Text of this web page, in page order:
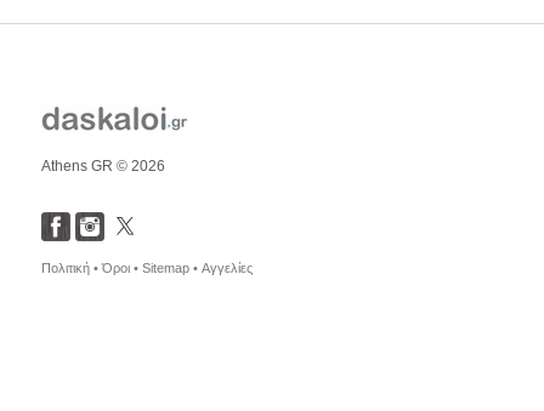
Athens GR © 2026
Πολιτική •Όροι • Sitemap • Αγγελίες